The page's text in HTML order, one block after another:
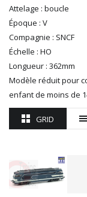
R37
RÉGIONS ET
ROCO
ROTOMAGUS
ROUTE 87
SAI
TRAINS OUEST
Trains-O-Matic
Attelage : boucle
Époque : V
Compagnie : SNCF
Échelle : HO
Longueur : 362mm
Modèle réduit pour
enfant de moins de
GRID